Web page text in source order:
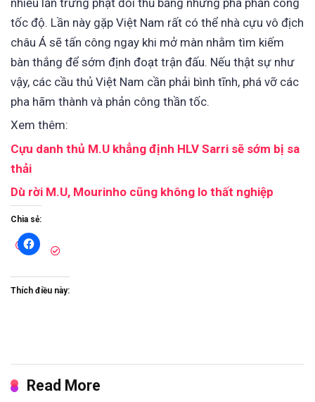
nhiều lần trừng phạt đối thủ bằng những pha phản công
tốc độ. Lần này gặp Việt Nam rất có thể nhà cựu vô địch
châu Á sẽ tấn công ngay khi mở màn nhằm tìm kiếm
bàn thắng để sớm định đoạt trận đấu. Nếu thật sự như
vậy, các cầu thủ Việt Nam cần phải bình tĩnh, phá vỡ các
pha hãm thành và phản công thần tốc.
Xem thêm:
Cựu danh thủ M.U khẳng định HLV Sarri sẽ sớm bị sa
thải
Dù rời M.U, Mourinho cũng không lo thất nghiệp
Chia sẻ:
Thích điều này:
Read More